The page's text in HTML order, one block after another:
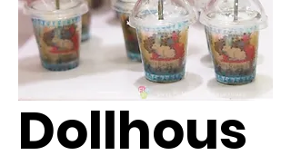
Dollhous